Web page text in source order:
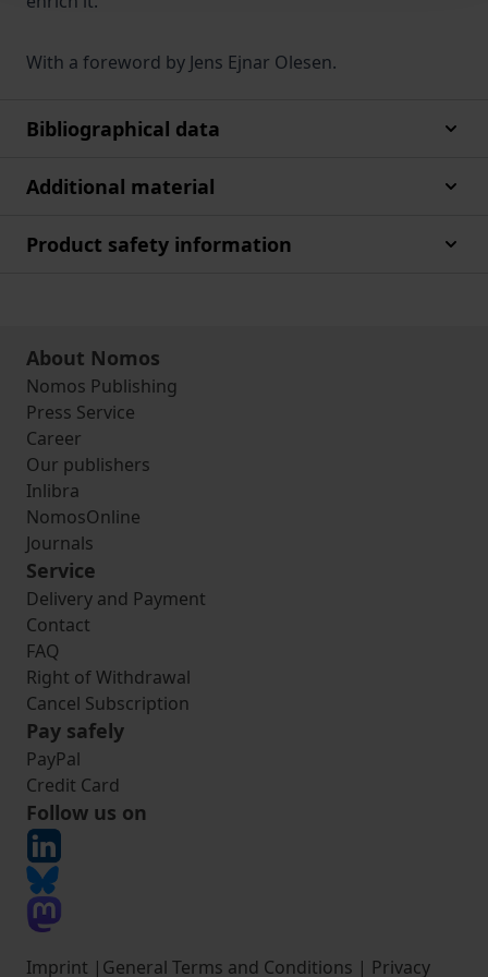
With a foreword by Jens Ejnar Olesen.
Bibliographical data
Additional material
Product safety information
About Nomos
Nomos Publishing
Press Service
Career
Our publishers
Inlibra
NomosOnline
Journals
Service
Delivery and Payment
Contact
FAQ
Right of Withdrawal
Cancel Subscription
Pay safely
PayPal
Credit Card
Follow us on
Imprint | General Terms and Conditions | Privacy